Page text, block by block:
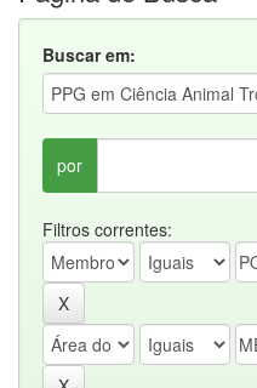
Buscar em:
por
Filtros correntes: